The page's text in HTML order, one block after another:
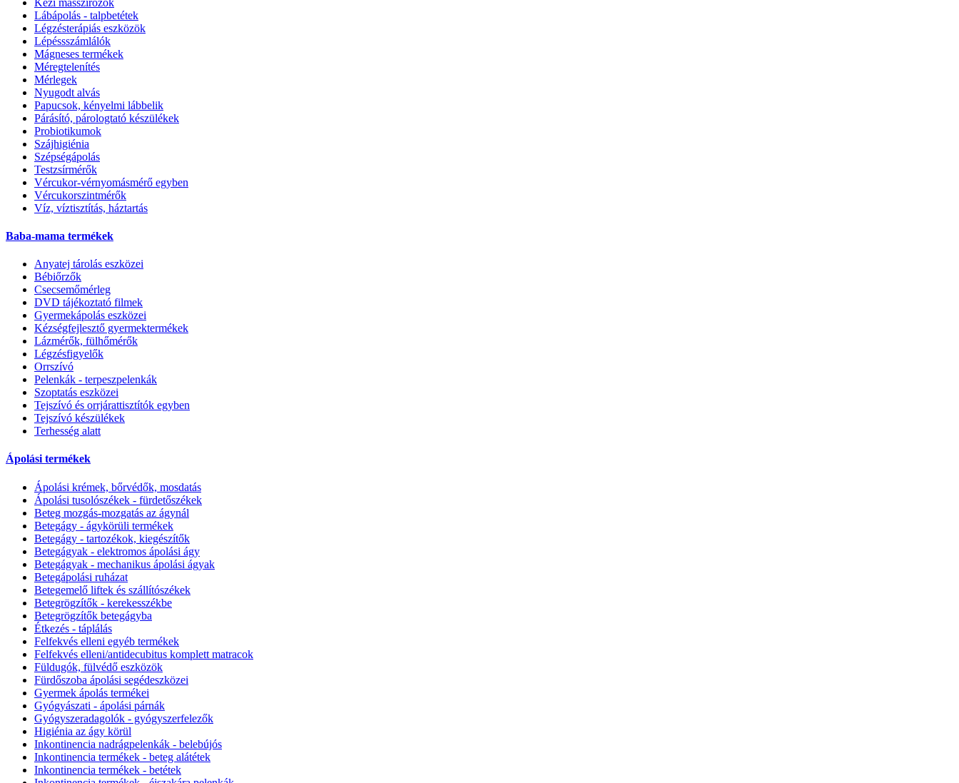
Lábápolás - talpbetétek
Légzésterápiás eszközök
Lépéssszámlálók
Mágneses termékek
Méregtelenítés
Mérlegek
Nyugodt alvás
Papucsok, kényelmi lábbelik
Párásító, párologtató készülékek
Probiotikumok
Szájhigiénia
Szépségápolás
Testzsírmérők
Vércukor-vérnyomásmérő egyben
Vércukorszintmérők
Víz, víztisztítás, háztartás
Baba-mama termékek
Anyatej tárolás eszközei
Bébiőrzők
Csecsemőmérleg
DVD tájékoztató filmek
Gyermekápolás eszközei
Kézségfejlesztő gyermektermékek
Lázmérők, fülhőmérők
Légzésfigyelők
Orrszívó
Pelenkák - terpeszpelenkák
Szoptatás eszközei
Tejszívó és orrjárattisztítók egyben
Tejszívó készülékek
Terhesség alatt
Ápolási termékek
Ápolási krémek, bőrvédők, mosdatás
Ápolási tusolószékek - fürdetőszékek
Beteg mozgás-mozgatás az ágynál
Betegágy - ágykörüli termékek
Betegágy - tartozékok, kiegészítők
Betegágyak - elektromos ápolási ágy
Betegágyak - mechanikus ápolási ágyak
Betegápolási ruházat
Betegemelő liftek és szállítószékek
Betegrögzítők - kerekesszékbe
Betegrögzítők betegágyba
Étkezés - táplálás
Felfekvés elleni egyéb termékek
Felfekvés elleni/antidecubitus komplett matracok
Füldugók, fülvédő eszközök
Fürdőszoba ápolási segédeszközei
Gyermek ápolás termékei
Gyógyászati - ápolási párnák
Gyógyszeradagolók - gyógyszerfelezők
Higiénia az ágy körül
Inkontinencia nadrágpelenkák - belebújós
Inkontinencia termékek - beteg alátétek
Inkontinencia termékek - betétek